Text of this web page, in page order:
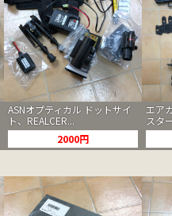
ASNオプティカル ドットサイ
ト、REALCER...
2000円
エア
スタ